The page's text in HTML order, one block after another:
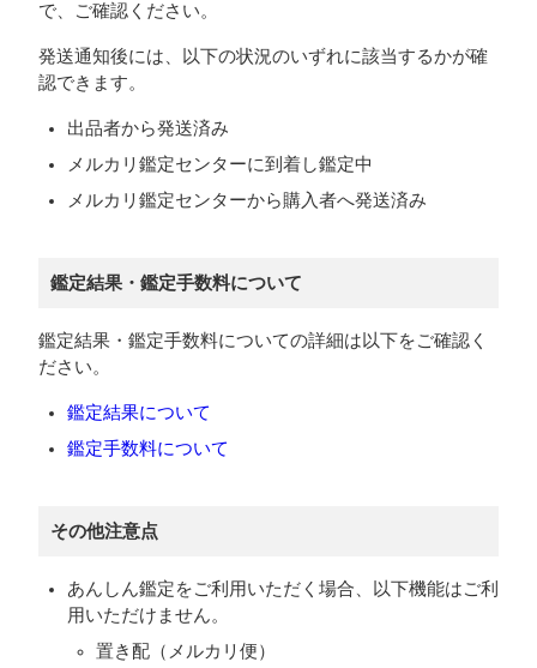
で、ご確認ください。
発送通知後には、以下の状況のいずれに該当するかが確
認できます。
出品者から発送済み
メルカリ鑑定センターに到着し鑑定中
メルカリ鑑定センターから購入者へ発送済み
鑑定結果・鑑定手数料について
鑑定結果・鑑定手数料についての詳細は以下をご確認く
ださい。
鑑定結果について
鑑定手数料について
その他注意点
あんしん鑑定をご利用いただく場合、以下機能はご利
用いただけません。
置き配（メルカリ便）